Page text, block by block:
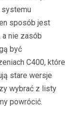
systemu
sposób jest
a nie zasób
być
C400, które
stare wersje
wybrać z listy
powrócić.